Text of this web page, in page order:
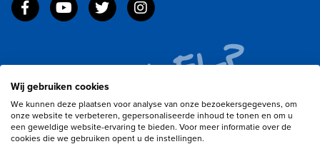
Wij gebruiken cookies
We kunnen deze plaatsen voor analyse van onze bezoekersgegevens, om
onze website te verbeteren, gepersonaliseerde inhoud te tonen en om u
een geweldige website-ervaring te bieden. Voor meer informatie over de
cookies die we gebruiken opent u de instellingen.